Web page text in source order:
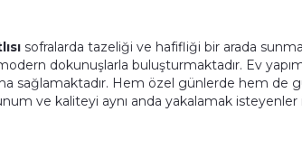
sofralarda tazeliği ve hafifliği bir arada
dokunuşlarla buluşturmaktadır. Ev
sağlamaktadır. Hem özel günlerde hem de
ve kaliteyi aynı anda yakalamak isteyenler